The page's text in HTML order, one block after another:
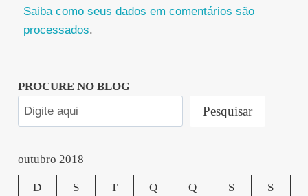
Saiba como seus dados em comentários são
processados.
PROCURE NO BLOG
Pesquisar
outubro 2018
D S T Q Q S S